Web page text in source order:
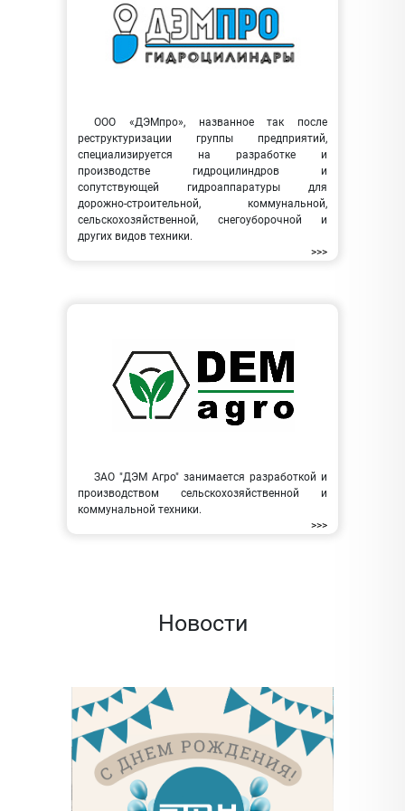
ООО «ДЭМпро», названное так после
реструктуризации группы предприятий,
специализируется на разработке и
производстве гидроцилиндров и
сопутствующей гидроаппаратуры для
дорожно-строительной, коммунальной,
сельскохозяйственной, снегоуборочной и
других видов техники.
>>>
ЗАО "ДЭМ Агро" занимается разработкой и
производством сельскохозяйственной и
коммунальной техники.
>>>
Новости